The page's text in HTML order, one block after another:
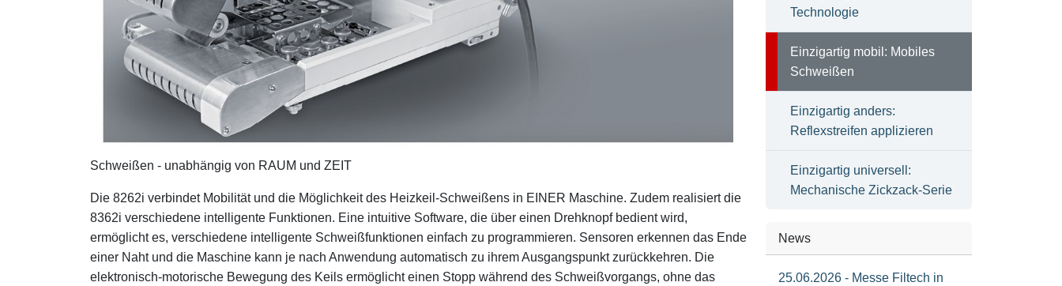
Schweißen - unabhängig von RAUM und ZEIT
Die 8262i verbindet Mobilität und die Möglichkeit des Heizkeil-Schweißens in EINER Maschine. Zudem realisiert die
8362i verschiedene intelligente Funktionen. Eine intuitive Software, die über einen Drehknopf bedient wird,
ermöglicht es, verschiedene intelligente Schweißfunktionen einfach zu programmieren. Sensoren erkennen das Ende
einer Naht und die Maschine kann je nach Anwendung automatisch zu ihrem Ausgangspunkt zurückkehren. Die
elektronisch-motorische Bewegung des Keils ermöglicht einen Stopp während des Schweißvorgangs, ohne das
Technologie
Einzigartig mobil: Mobiles
Schweißen
Einzigartig anders:
Reflexstreifen applizieren
Einzigartig universell:
Mechanische Zickzack-Serie
News
25.06.2026 - Messe Filtech in